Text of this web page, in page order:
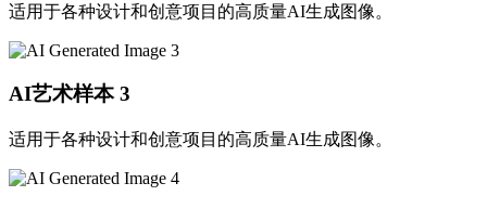
适用于各种设计和创意项目的高质量AI生成图像。
AI艺术样本 3
适用于各种设计和创意项目的高质量AI生成图像。